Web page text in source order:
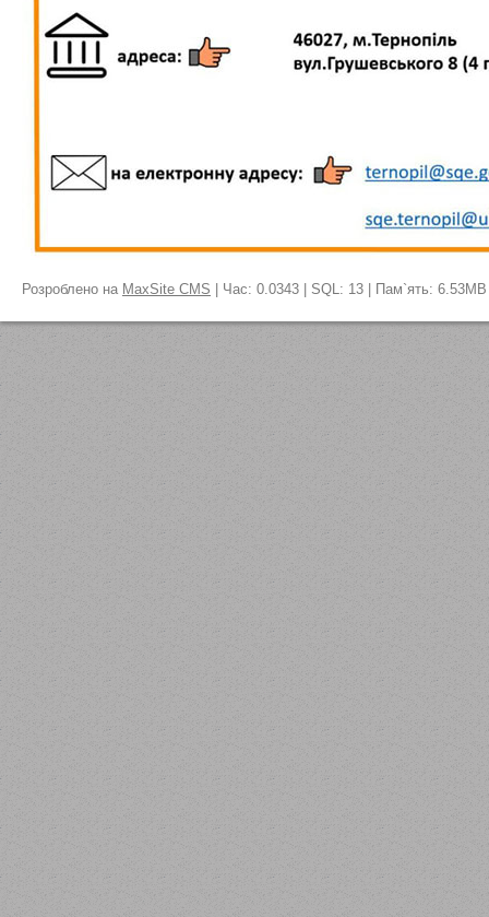
Розроблено на MaxSite CMS | Час: 0.0343 | SQL: 13 | Пам`ять: 6.53MB